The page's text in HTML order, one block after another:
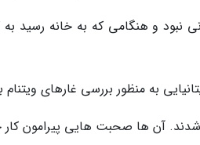
نبود و هنگامی که به خانه رسید
آن ها صحبت هایی پیرامون کار